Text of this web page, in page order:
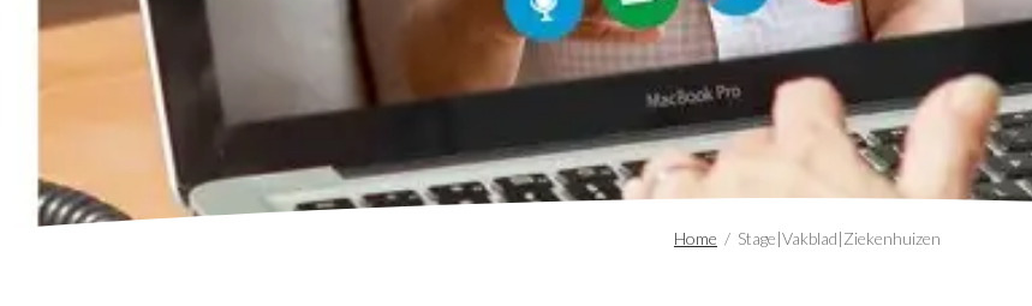
Home / Stage|Vakblad|Ziekenhuizen